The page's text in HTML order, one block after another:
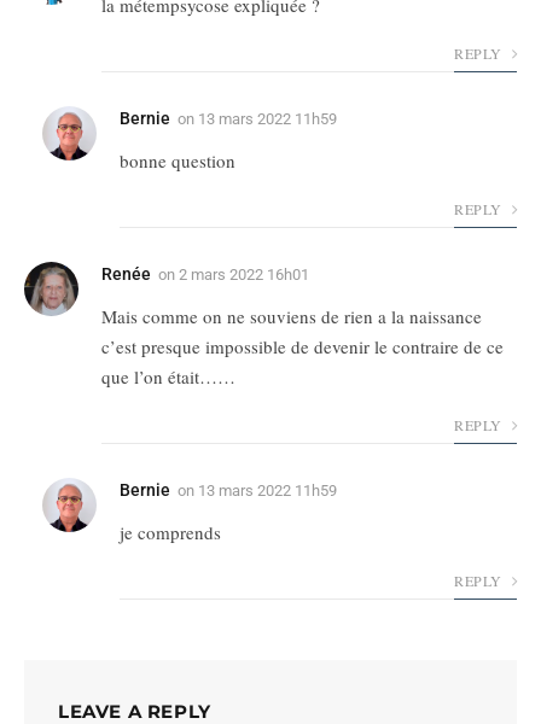
REPLY
Bernie on 13 mars 2022 11h59
bonne question
REPLY
Renée on 2 mars 2022 16h01
Mais comme on ne souviens de rien a la naissance
c’est presque impossible de devenir le contraire de ce
que l’on était……
REPLY
Bernie on 13 mars 2022 11h59
je comprends
REPLY
LEAVE A REPLY